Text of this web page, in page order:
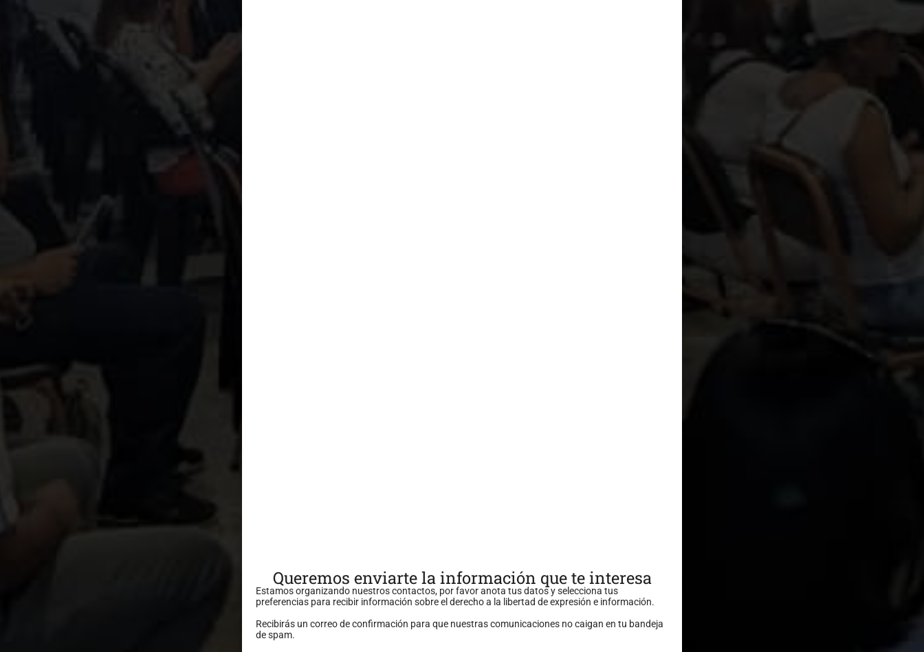
Queremos enviarte la información que te interesa
Estamos organizando nuestros contactos, por favor anota tus datos y selecciona tus
preferencias para recibir información sobre el derecho a la libertad de expresión e información.
Recibirás un correo de confirmación para que nuestras comunicaciones no caigan en tu bandeja
de spam.